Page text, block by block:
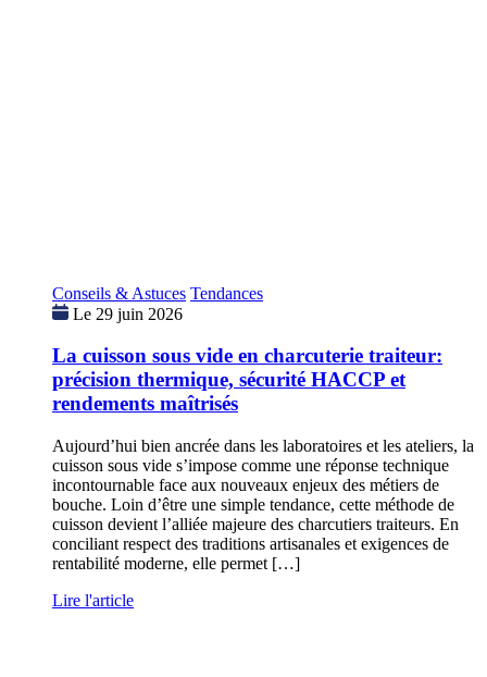
Conseils & Astuces Tendances
Le 29 juin 2026
La cuisson sous vide en charcuterie traiteur:
précision thermique, sécurité HACCP et
rendements maîtrisés
Aujourd’hui bien ancrée dans les laboratoires et les ateliers, la
cuisson sous vide s’impose comme une réponse technique
incontournable face aux nouveaux enjeux des métiers de
bouche. Loin d’être une simple tendance, cette méthode de
cuisson devient l’alliée majeure des charcutiers traiteurs. En
conciliant respect des traditions artisanales et exigences de
rentabilité moderne, elle permet […]
Lire l'article